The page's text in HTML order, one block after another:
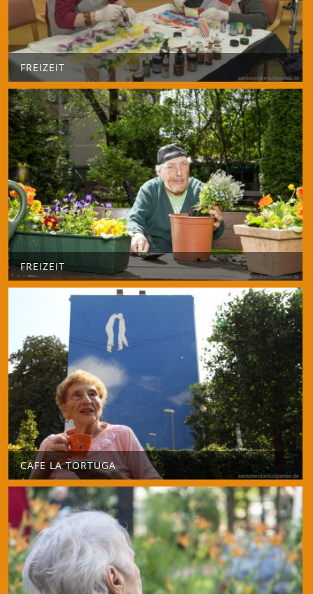
FREIZEIT
FREIZEIT
CAFE LA TORTUGA